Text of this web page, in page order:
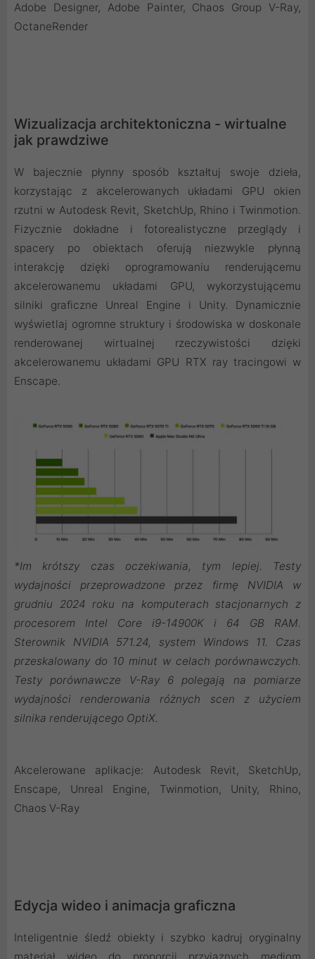
Adobe Designer, Adobe Painter, Chaos Group V-Ray,
OctaneRender
Wizualizacja architektoniczna - wirtualne
jak prawdziwe
W bajecznie płynny sposób kształtuj swoje dzieła,
korzystając z akcelerowanych układami GPU okien
rzutni w Autodesk Revit, SketchUp, Rhino i Twinmotion.
Fizycznie dokładne i fotorealistyczne przeglądy i
spacery po obiektach oferują niezwykle płynną
interakcję dzięki oprogramowaniu renderującemu
akcelerowanemu układami GPU, wykorzystującemu
silniki graficzne Unreal Engine i Unity. Dynamicznie
wyświetlaj ogromne struktury i środowiska w doskonale
renderowanej wirtualnej rzeczywistości dzięki
akcelerowanemu układami GPU RTX ray tracingowi w
Enscape.
*Im krótszy czas oczekiwania, tym lepiej. Testy
wydajności przeprowadzone przez firmę NVIDIA w
grudniu 2024 roku na komputerach stacjonarnych z
procesorem Intel Core i9-14900K i 64 GB RAM.
Sterownik NVIDIA 571.24, system Windows 11. Czas
przeskalowany do 10 minut w celach porównawczych.
Testy porównawcze V-Ray 6 polegają na pomiarze
wydajności renderowania różnych scen z użyciem
silnika renderującego OptiX.
Akcelerowane aplikacje: Autodesk Revit, SketchUp,
Enscape, Unreal Engine, Twinmotion, Unity, Rhino,
Chaos V-Ray
Edycja wideo i animacja graficzna
Inteligentnie śledź obiekty i szybko kadruj oryginalny